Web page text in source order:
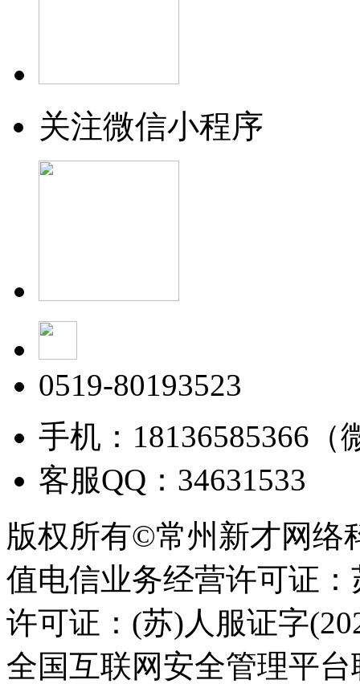
关注微信小程序
0519-80193523
手机：18136585366（
客服QQ：34631533
版权所有©常州新才网络
值电信业务经营许可证
许可证：(苏)人服证字
全国互联网安全管理平